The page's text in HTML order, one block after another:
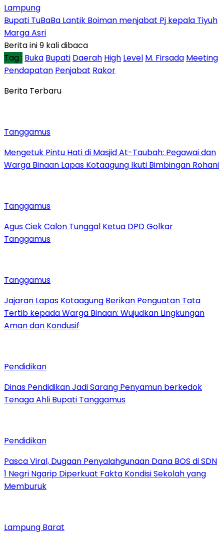
Lampung
Bupati TuBaBa Lantik Boiman menjabat Pj kepala Tiyuh
Marga Asri
Berita ini 9 kali dibaca
Tag : Buka Bupati Daerah High Level M. Firsada Meeting
Pendapatan Penjabat Rakor
Berita Terbaru
Tanggamus
Mengetuk Pintu Hati di Masjid At-Taubah: Pegawai dan
Warga Binaan Lapas Kotaagung Ikuti Bimbingan Rohani
Tanggamus
Agus Ciek Calon Tunggal Ketua DPD Golkar
Tanggamus
Tanggamus
Jajaran Lapas Kotaagung Berikan Penguatan Tata
Tertib kepada Warga Binaan: Wujudkan Lingkungan
Aman dan Kondusif
Pendidikan
Dinas Pendidikan Jadi Sarang Penyamun berkedok
Tenaga Ahli Bupati Tanggamus
Pendidikan
Pasca Viral, Dugaan Penyalahgunaan Dana BOS di SDN
1 Negri Ngarip Diperkuat Fakta Kondisi Sekolah yang
Memburuk
Lampung Barat